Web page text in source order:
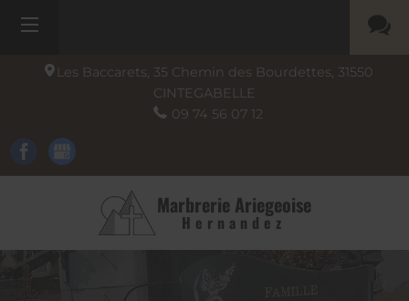
Les Baccarets, 35 Chemin des Bourdettes, 31550
CINTEGABELLE
09 74 56 07 12
Marbrerie Ariegeoise
Hernandez